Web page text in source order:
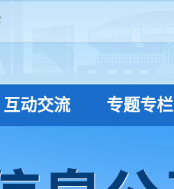
互动交流 专题专栏